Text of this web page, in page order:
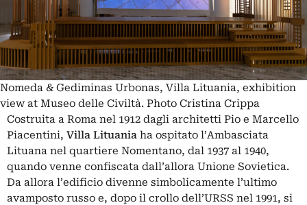
Nomeda & Gediminas Urbonas, Villa Lituania, exhibition
view at Museo delle Civiltà. Photo Cristina Crippa
Costruita a Roma nel 1912 dagli architetti Pio e Marcello
Piacentini, Villa Lituania ha ospitato l’Ambasciata
Lituana nel quartiere Nomentano, dal 1937 al 1940,
quando venne confiscata dall’allora Unione Sovietica.
Da allora l’edificio divenne simbolicamente l’ultimo
avamposto russo e, dopo il crollo dell’URSS nel 1991, si